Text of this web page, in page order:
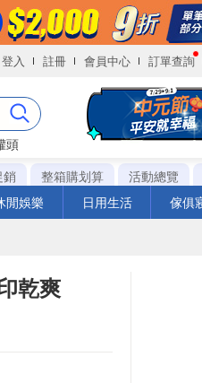
登入 註冊 會員中心 訂單查詢
頭
銷
整箱購划算 活動總覽
閒娛樂
日用生活 傢俱
乾爽